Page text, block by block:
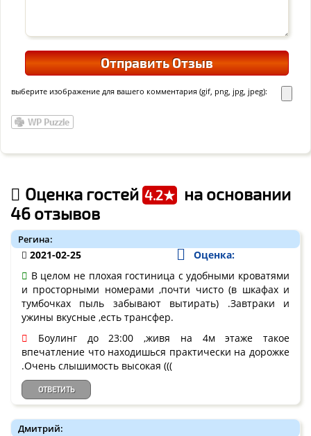
выберите изображение для вашего комментария (gif, png, jpg, jpeg):
Оценка гостей 4.2★
на основании
46 отзывов
Регина:
2021-02-25
Оценка:
В целом не плохая гостиница с удобными кроватями
и просторными номерами ,почти чисто (в шкафах и
тумбочках пыль забывают вытирать) .Завтраки и
ужины вкусные ,есть трансфер.
Боулинг до 23:00 ,живя на 4м этаже такое
впечатление что находишься практически на дорожке
.Очень слышимость высокая (((
ОТВЕТИТЬ
Дмитрий: